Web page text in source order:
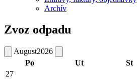
Archív
Zvoz odpadu
August2026
Po
Ut St
27